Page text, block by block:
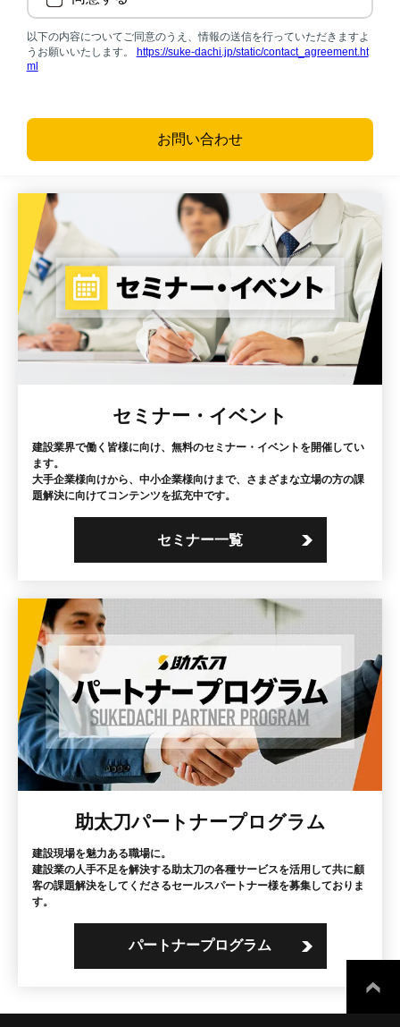
セミナー・イベント
建設業界で働く皆様に向け、無料のセミナー・イベントを開催してい
ます。
大手企業様向けから、中小企業様向けまで、さまざまな立場の方の課
題解決に向けてコンテンツを拡充中です。
セミナー一覧
助太刀パートナープログラム
建設現場を魅力ある職場に。
建設業の人手不足を解決する助太刀の各種サービスを活用して共に顧
客の課題解決をしてくださるセールスパートナー様を募集しておりま
す。
パートナープログラム